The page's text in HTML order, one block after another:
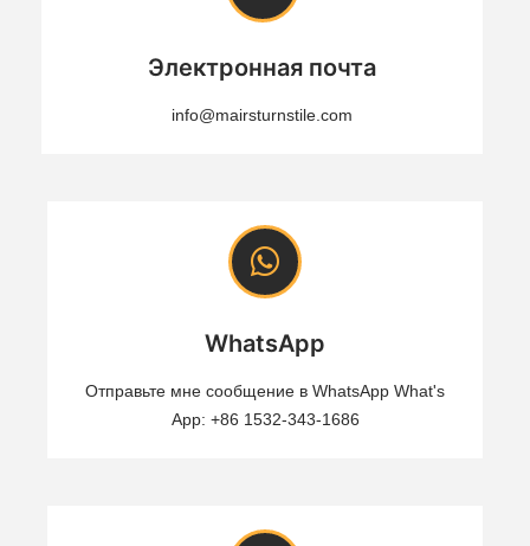
Электронная почта
info@mairsturnstile.com
WhatsApp
Отправьте мне сообщение в WhatsApp What's
App: +86 1532-343-1686